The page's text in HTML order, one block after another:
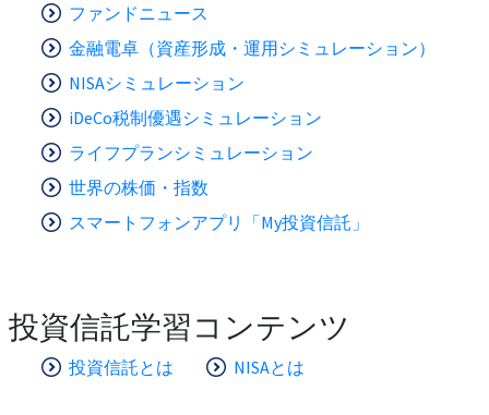
ファンドニュース
金融電卓（資産形成・運用シミュレーション）
NISAシミュレーション
iDeCo税制優遇シミュレーション
ライフプランシミュレーション
世界の株価・指数
スマートフォンアプリ「My投資信託」
投資信託学習コンテンツ
投資信託とは NISAとは